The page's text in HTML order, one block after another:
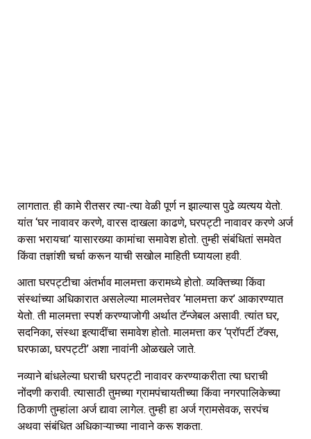
लागतात. ही कामे रीतसर त्या-त्या वेळी पूर्ण न झाल्यास पुढे व्यत्यय येतो.
यांत ‘घर नावावर करणे, वारस दाखला काढणे, घरपट्टी नावावर करणे अर्ज
कसा भरायचा’ यासारख्या कामांचा समावेश होतो. तुम्ही संबंधितां समवेत
किंवा तज्ञांशी चर्चा करून याची सखोल माहिती घ्यायला हवी.
आता घरपट्टीचा अंतर्भाव मालमत्ता करामध्ये होतो. व्यक्तिच्या किंवा
संस्थांच्या अधिकारात असलेल्या मालमत्तेवर ‘मालमत्ता कर’ आकारण्यात
येतो. ती मालमत्ता स्पर्श करण्याजोगी अर्थात टॅन्जेबल असावी. त्यांत घर,
सदनिका, संस्था इत्यादींचा समावेश होतो. मालमत्ता कर ‘प्रॉपर्टी टॅक्स,
घरफाळा, घरपट्टी’ अशा नावांनी ओळखले जाते.
नव्याने बांधलेल्या घराची घरपट्टी नावावर करण्याकरीता त्या घराची
नोंदणी करावी. त्यासाठी तुमच्या ग्रामपंचायतीच्या किंवा नगरपालिकेच्या
ठिकाणी तुम्हांला अर्ज द्यावा लागेल. तुम्ही हा अर्ज ग्रामसेवक, सरपंच
अथवा संबंधित अधिकाऱ्याच्या नावाने करू शकता.